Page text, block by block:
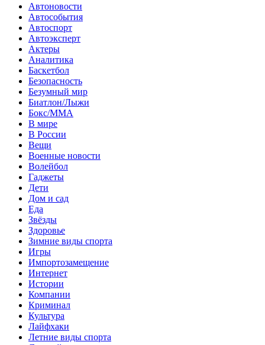
Автоновости
Автособытия
Автоспорт
Автоэксперт
Актеры
Аналитика
Баскетбол
Безопасность
Безумный мир
Биатлон/Лыжи
Бокс/MMA
В мире
В России
Вещи
Военные новости
Волейбол
Гаджеты
Дети
Дом и сад
Еда
Звёзды
Здоровье
Зимние виды спорта
Игры
Импортозамещение
Интернет
Истории
Компании
Криминал
Культура
Лайфхаки
Летние виды спорта